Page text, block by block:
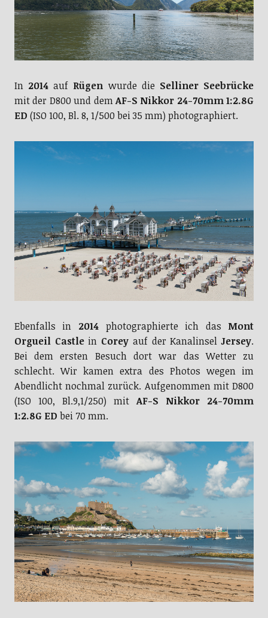
In 2014 auf Rügen wurde die Selliner Seebrücke
mit der D800 und demAF-S Nikkor 24-70mm 1:2.8G
ED (ISO 100, Bl. 8, 1/500 bei 35 mm) photographiert.
Ebenfalls in 2014photographierte ich das Mont
Orgueil Castlein Corey auf der KanalinselJersey.
Bei dem ersten Besuch dort war das Wetter zu
schlecht. Wir kamen extra des Photos wegen im
Abendlicht nochmal zurück. Aufgenommen mit D800
(ISO 100, Bl.9,1/250) mitAF-S Nikkor 24-70mm
1:2.8G ED bei 70 mm.